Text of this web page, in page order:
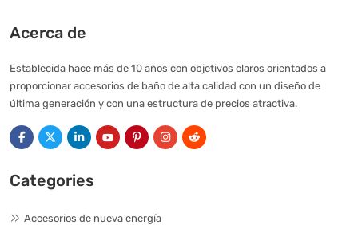
Acerca de
Establecida hace más de 10 años con objetivos claros orientados a
proporcionar accesorios de baño de alta calidad con un diseño de
última generación y con una estructura de precios atractiva.
Categories
Accesorios de nueva energía